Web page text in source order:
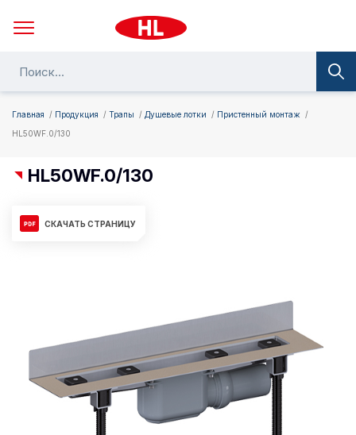
Главная Продукция Трапы Душевые лотки
Пристенный монтаж
HL50WF.0/130
HL50WF.0/130
СКАЧАТЬ СТРАНИЦУ